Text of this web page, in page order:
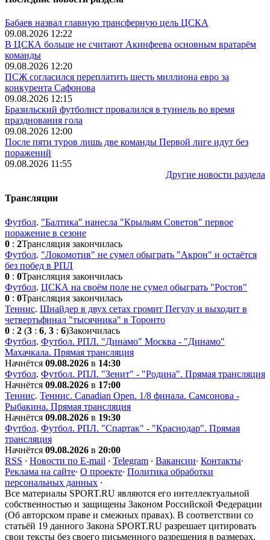
Бабаев назвал главную трансферную цель ЦСКА
09.08.2026 12:22
В ЦСКА больше не считают Акинфеева основным вратарём
команды
09.08.2026 12:20
ПСЖ согласился переплатить шесть миллиона евро за
конкурента Сафонова
09.08.2026 12:15
Бразильский футболист провалился в туннель во время
празднования гола
09.08.2026 12:00
После пяти туров лишь две команды Первой лиге идут без
поражений
09.08.2026 11:55
Другие новости раздела
Трансляции
Футбол. "Балтика" нанесла "Крыльям Советов" первое
поражение в сезоне
0 : 2Трансляция закончилась
Футбол. "Локомотив" не сумел обыграть "Акрон" и остаётся
без побед в РПЛ
0 : 0Трансляция закончилась
Футбол. ЦСКА на своём поле не сумел обыграть "Ростов"
0 : 0Трансляция закончилась
Теннис. Шнайдер в двух сетах громит Пегулу и выходит в
четвертьфинал "тысячника" в Торонто
0 : 2 (3 : 6, 3 : 6)Закончилась
Футбол. Футбол. РПЛ. "Динамо" Москва - "Динамо"
Махачкала. Прямая трансляция
Начнётся 09.08.2026 в 14:30
Футбол. Футбол. РПЛ. "Зенит" - "Родина". Прямая трансляция
Начнётся 09.08.2026 в 17:00
Теннис. Теннис. Сanadian Open. 1/8 финала. Самсонова -
Рыбакина. Прямая трансляция
Начнётся 09.08.2026 в 19:30
Футбол. Футбол. РПЛ. "Спартак" - "Краснодар". Прямая
трансляция
Начнётся 09.08.2026 в 20:00
RSS · Новости по E-mail · Telegram · Вакансии· Контакты·
Реклама на сайте· О проекте· Политика обработки
персональных данных ·
Все материалы SPORT.RU являются его интеллектуальной
собственностью и защищены Законом Российской Федерации
(Об авторском праве и смежных правах). В соответствии со
статьёй 19 данного Закона SPORT.RU разрешает цитировать
свои тексты без своего письменного разрешения в размерах,